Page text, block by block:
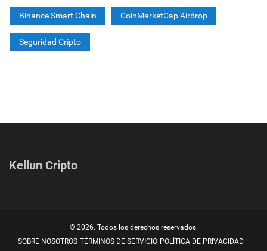
Binance Smart Chain CoinMarketCap Airdrop
Seguridad Cripto
Kellun Cripto
© 2026. Todos los derechos reservados.
SOBRE NOSOTROS TÉRMINOS DE SERVICIO POLÍTICA DE PRIVACIDAD